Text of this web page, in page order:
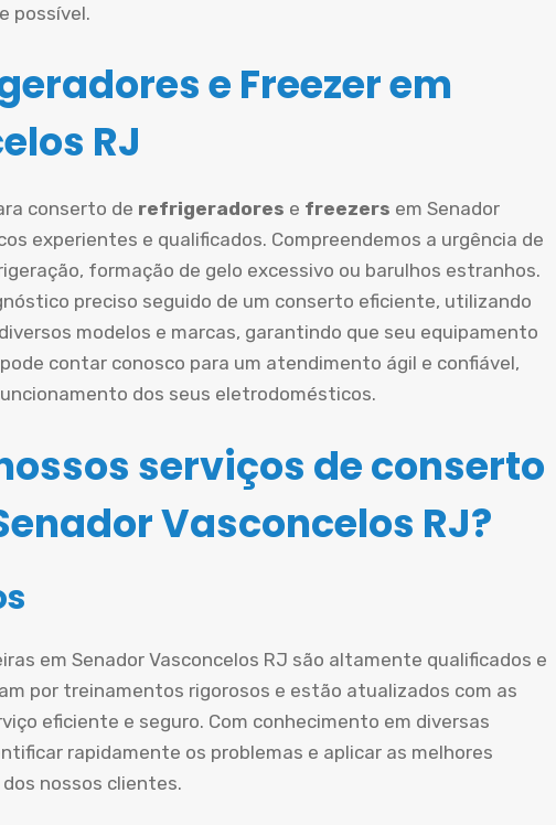
possível.
e Freezer em
RJ
conserto de refrigeradores e freezers em Senador
experientes e qualificados. Compreendemos a urgência de
formação de gelo excessivo ou barulhos estranhos.
preciso seguido de um conserto eficiente, utilizando
modelos e marcas, garantindo que seu equipamento
contar conosco para um atendimento ágil e confiável,
dos seus eletrodomésticos.
serviços de conserto
Vasconcelos RJ?
em Senador Vasconcelos RJ são altamente qualificados e
por treinamentos rigorosos e estão atualizados com as
eficiente e seguro. Com conhecimento em diversas
rapidamente os problemas e aplicar as melhores
nossos clientes.